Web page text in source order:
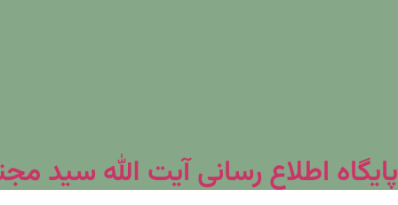
پایگاه اطلاع رسانی آیت الله سید